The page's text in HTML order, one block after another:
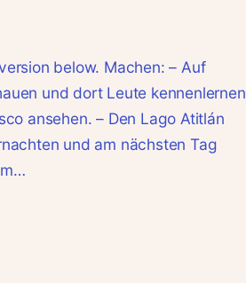
below. Machen: – Auf
und dort Leute kennenlernen
ansehen. – Den Lago Atitlán
und am nächsten Tag